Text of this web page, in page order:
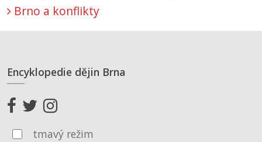
Brno a konflikty
Encyklopedie dějin Brna
tmavý režim